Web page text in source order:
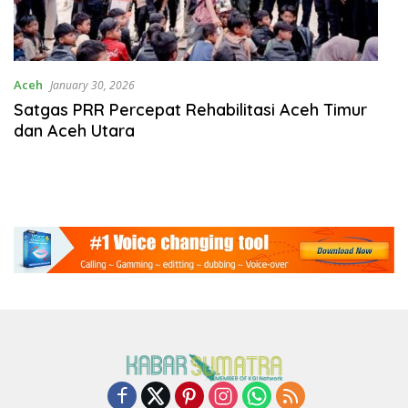
Aceh January 30, 2026
Satgas PRR Percepat Rehabilitasi Aceh Timur
dan Aceh Utara